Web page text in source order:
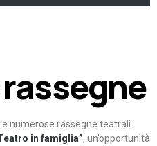
numerose rassegne teatrali.
in famiglia”, un’opportunità